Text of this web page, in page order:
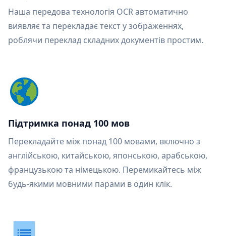
Наша передова технологія OCR автоматично
виявляє та перекладає текст у зображеннях,
роблячи переклад складних документів простим.
Підтримка понад 100 мов
Перекладайте між понад 100 мовами, включно з
англійською, китайською, японською, арабською,
французькою та німецькою. Перемикайтесь між
будь-якими мовними парами в один клік.